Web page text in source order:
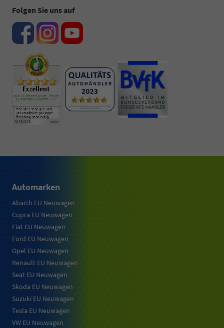
Folgen Sie uns auf
Automarken
Abarth EU Neuwagen
Cupra EU Neuwagen
Fiat EU Neuwagen
Ford EU Neuwagen
Opel EU Neuwagen
Renault EU Neuwagen
Seat EU Neuwagen
Skoda EU Neuwagen
Suzuki EU Neuwagen
Tesla EU Neuwagen
VW EU Neuwagen